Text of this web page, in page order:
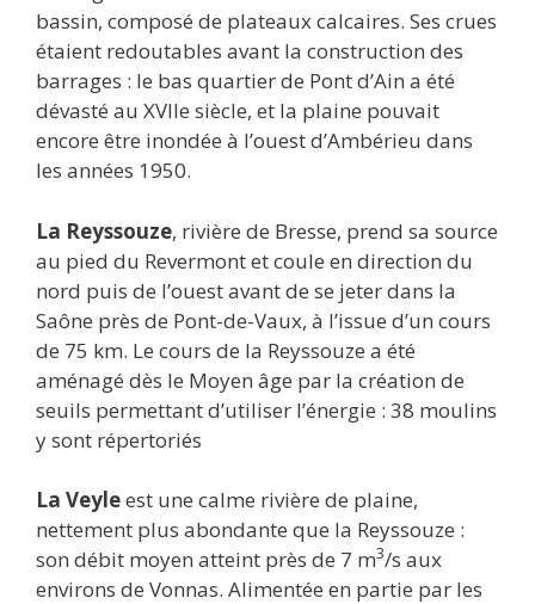
bassin, composé de plateaux calcaires. Ses crues
étaient redoutables avant la construction des
barrages : le bas quartier de Pont d’Ain a été
dévasté au XVIIe siècle, et la plaine pouvait
encore être inondée à l’ouest d’Ambérieu dans
les années 1950.
La Reyssouze, rivière de Bresse, prend sa source
au pied du Revermont et coule en direction du
nord puis de l’ouest avant de se jeter dans la
Saône près de Pont-de-Vaux, à l’issue d’un cours
de 75 km. Le cours de la Reyssouze a été
aménagé dès le Moyen âge par la création de
seuils permettant d’utiliser l’énergie : 38 moulins
y sont répertoriés
La Veyleest une calme rivière de plaine,
nettement plus abondante que la Reyssouze :
son débit moyen atteint près de 7 m3/s aux
environs de Vonnas. Alimentée en partie par les